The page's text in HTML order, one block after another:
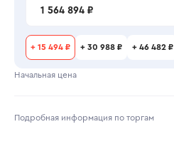
1 564 894 ₽
+ 15 494 ₽ + 30 988 ₽ + 46 482 ₽
Начальная цена
Подробная информация по торгам